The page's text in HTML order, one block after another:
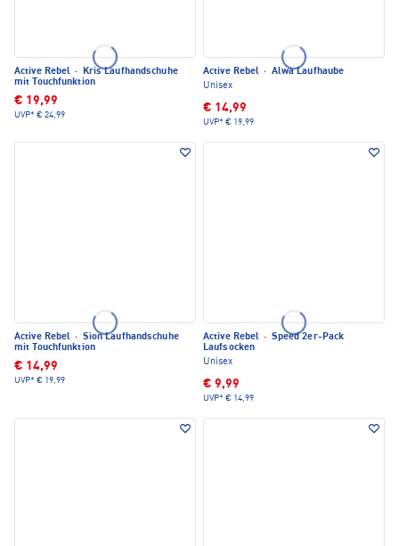
Active Rebel ·
Kris Laufhandschuhe
mit Touchfunktion
€ 19,99
UVP* € 24,99
Active Rebel · Alwa Laufhaube
Unisex
€ 14,99
UVP* € 19,99
Active Rebel · Sion Laufhandschuhe
mit Touchfunktion
€ 14,99
UVP* € 19,99
Active Rebel · Speed 2er-Pack
Laufsocken
Unisex
€ 9,99
UVP* € 14,99